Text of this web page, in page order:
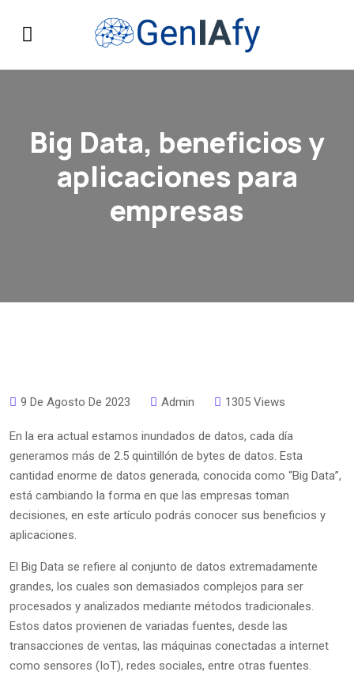
Big Data, beneficios y
aplicaciones para
empresas
9 De Agosto De 2023 Admin 1305 Views
En la era actual estamos inundados de datos, cada día
generamos más de 2.5 quintillón de bytes de datos. Esta
cantidad enorme de datos generada, conocida como “Big Data”,
está cambiando la forma en que las empresas toman
decisiones, en este artículo podrás conocer sus beneficios y
aplicaciones.
El Big Data se refiere al conjunto de datos extremadamente
grandes, los cuales son demasiados complejos para ser
procesados y analizados mediante métodos tradicionales.
Estos datos provienen de variadas fuentes, desde las
transacciones de ventas, las máquinas conectadas a internet
como sensores (IoT), redes sociales, entre otras fuentes.